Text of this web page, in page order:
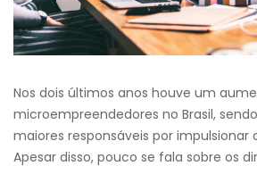
Nos dois últimos anos houve um
microempreendedores no Brasil,
maiores responsáveis por impulsionar
Apesar disso, pouco se fala sobre os